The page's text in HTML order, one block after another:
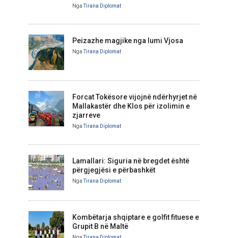
NgaTirana Diplomat
Peizazhe magjike nga lumi Vjosa
NgaTirana Diplomat
Forcat Tokësore vijojnë ndërhyrjet në
Mallakastër dhe Klos për izolimin e
zjarreve
NgaTirana Diplomat
Lamallari: Siguria në bregdet është
përgjegjësi e përbashkët
NgaTirana Diplomat
Kombëtarja shqiptare e golfit fituese e
Grupit B në Maltë